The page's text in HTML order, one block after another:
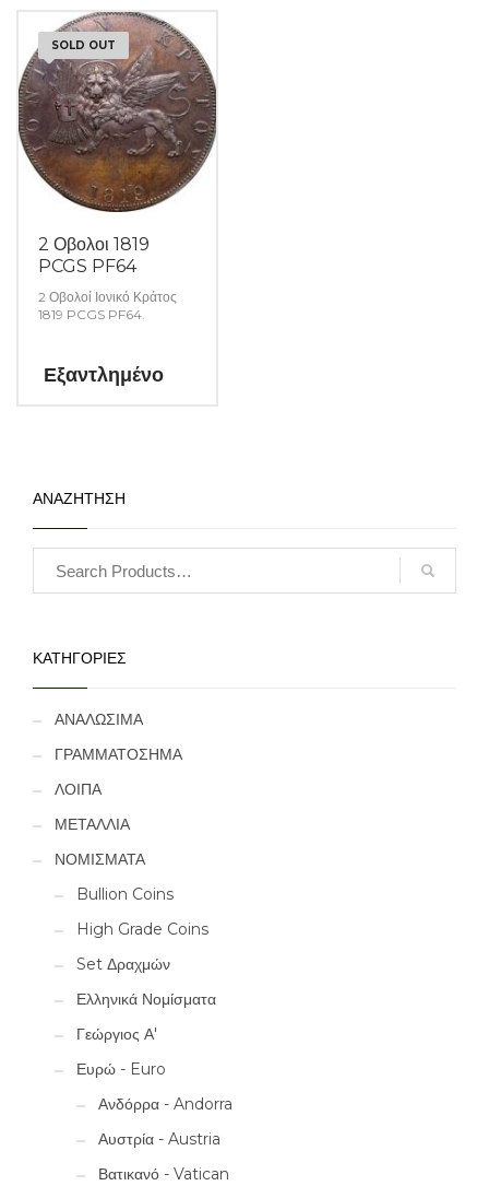
SOLD OUT
2 Οβολοι 1819
PCGS PF64
2 Οβολοί Ιονικό Κράτος
1819 PCGS PF64.
Εξαντλημένο
ΑΝΑΖΗΤΗΣΗ
ΚΑΤΗΓΟΡΙΕΣ
ΑΝΑΛΩΣΙΜΑ
ΓΡΑΜΜΑΤΟΣΗΜΑ
ΛΟΙΠΑ
ΜΕΤΑΛΛΙΑ
ΝΟΜΙΣΜΑΤΑ
Bullion Coins
High Grade Coins
Set Δραχμών
Ελληνικά Νομίσματα
Γεώργιος Α'
Ευρώ - Euro
Ανδόρρα - Andorra
Αυστρία - Austria
Βατικανό - Vatican